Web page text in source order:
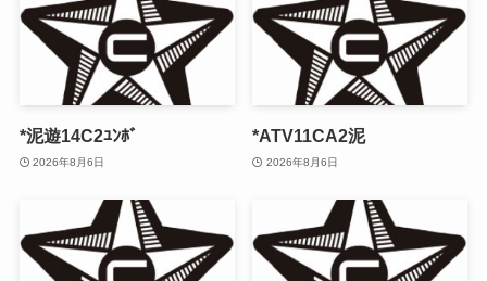
*泥遊14C2ﾕﾝﾎﾞ
2026年8月6日
*ATV11CA2泥
2026年8月6日